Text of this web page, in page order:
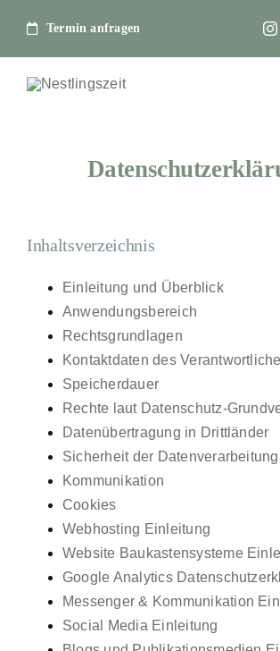
Inhalt
springen
Termin anfragen
Inhaltsverzeichnis
Einleitung und Überblick
Anwendungsbereich
Rechtsgrundlagen
Kontaktdaten des
Speicherdauer
Rechte laut Datenschutz-
Datenübertragung in Drittländer
Sicherheit der Datenverarbeitung
Kommunikation
Cookies
Webhosting Einleitung
Website Baukastensysteme
Google Analytics
Messenger & Kommunikation
Social Media Einleitung